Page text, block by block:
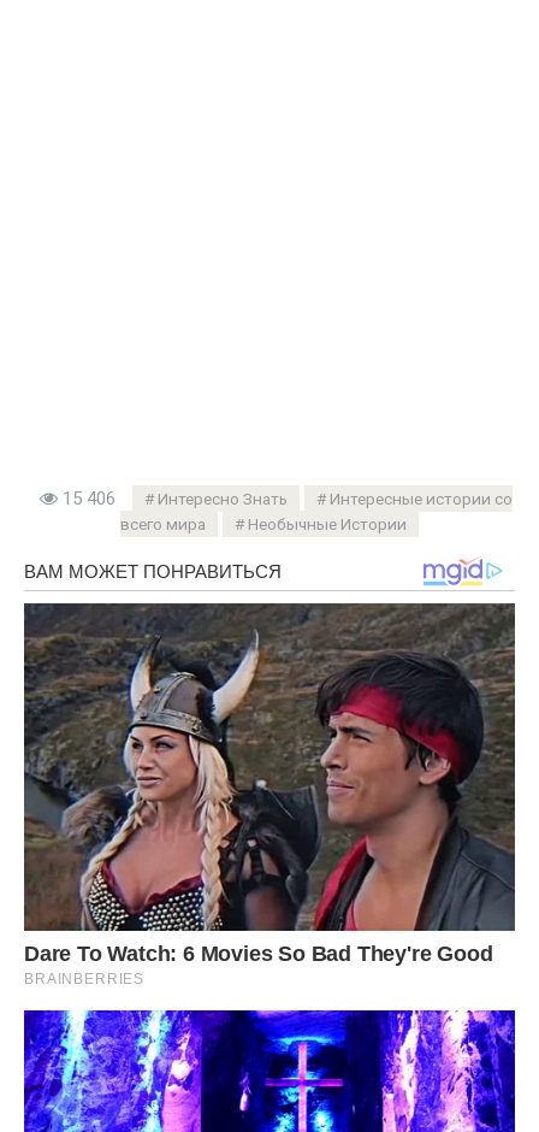
15 406 Интересно Знать
Интересные истории со
всего мира
Необычные Истории